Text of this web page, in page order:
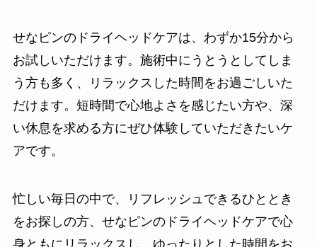
せなピンのドライヘッドケアは、わずか15分から
お試しいただけます。施術中にうとうとしてしま
う方も多く、リラックスした時間をお過ごしいた
だけます。短時間で心地よさを感じたい方や、深
い休息を求める方にぜひ体験していただきたいケ
アです。
忙しい毎日の中で、リフレッシュできるひととき
をお探しの方、せなピンのドライヘッドケアで心